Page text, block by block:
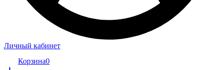
Личный кабинет
Корзина0